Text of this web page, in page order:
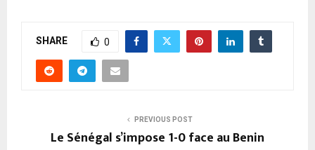
SHARE 0
PREVIOUS POST
Le Sénégal s’impose 1-0 face au Benin